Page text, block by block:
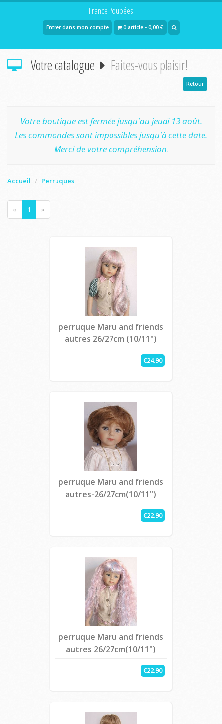
France Poupées
Entrer dans mon compte 0 article - 0,00 €
Votre catalogue Faites-vous plaisir!
Retour
Votre boutique est fermée jusqu'au jeudi 13 août.
Les commandes sont impossibles jusqu'à cette date.
Merci de votre compréhension.
Accueil Perruques
« 1 »
perruque Maru and friends
autres 26/27cm (10/11")
€24.90
perruque Maru and friends
autres-26/27cm(10/11")
€22.90
perruque Maru and friends
autres 26/27cm(10/11")
€22.90